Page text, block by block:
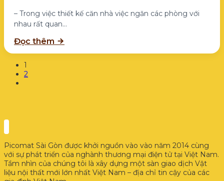
– Trong việc thiết kế căn nhà việc ngăn các phòng với
nhau rất quan...
Đọc thêm
1
2
Picomat Sài Gòn được khởi nguồn vào vào năm 2014 cùng
với sự phát triển của nghành thương mại điện tử tại Việt Nam.
Tầm nhìn của chúng tôi là xây dựng một sàn giao dịch Vật
liệu nội thất mới lớn nhất Việt Nam – địa chỉ tin cậy của các